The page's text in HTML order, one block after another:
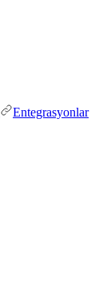
Entegrasyonlar